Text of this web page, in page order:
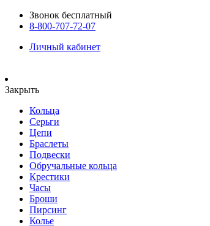
Звонок бесплатный
8-800-707-72-07
Личный кабинет
Закрыть
Кольца
Серьги
Цепи
Браслеты
Подвески
Обручальные кольца
Крестики
Часы
Броши
Пирсинг
Колье